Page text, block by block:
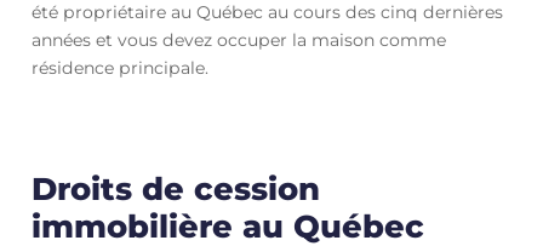
été propriétaire au Québec au cours des cinq dernières
années et vous devez occuper la maison comme
résidence principale.
Droits de cession
immobilière au Québec